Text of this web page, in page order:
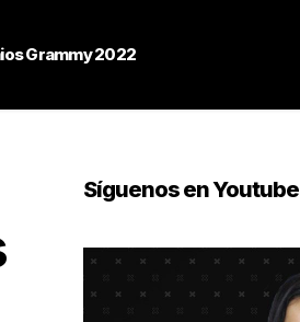
Grammy 2022
Síguenos en Youtube